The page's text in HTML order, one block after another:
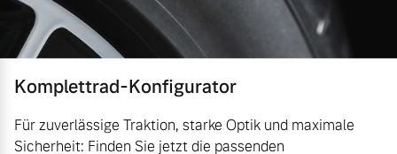
Komplettrad-Konfigurator
Für zuverlässige Traktion, starke Optik und maximale
Sicherheit: Finden Sie jetzt die passenden